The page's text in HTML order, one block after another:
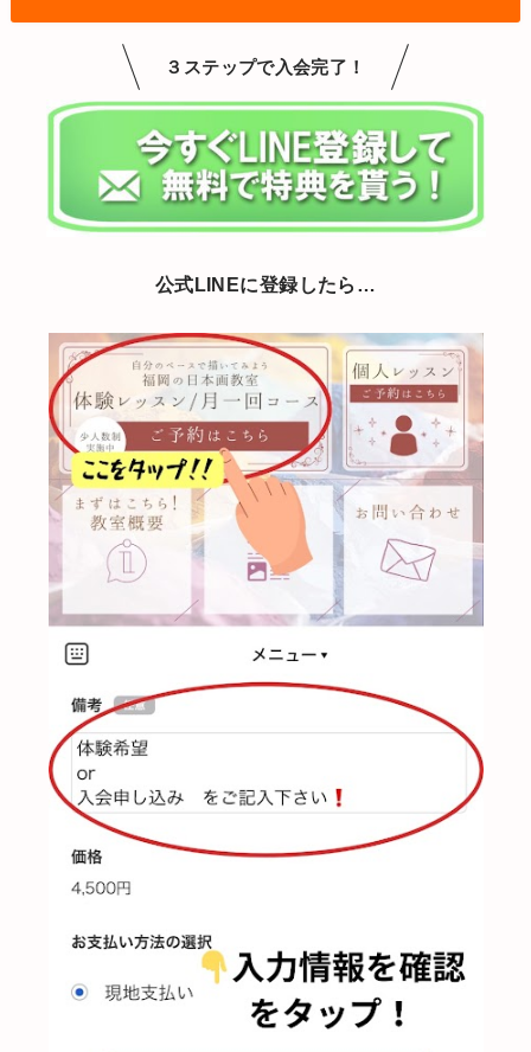
３ステップで入会完了！
公式LINEに登録したら…